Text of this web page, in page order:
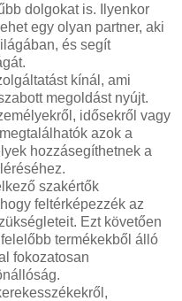
dolgokat is. Ilyenkor
egy olyan partner, aki
és segít
kínál, ami
megoldást nyújt.
idősekről vagy
azok a
hozzásegíthetnek a
szakértők
feltérképezzék az
Ezt követően
termékekből álló
fokozatosan